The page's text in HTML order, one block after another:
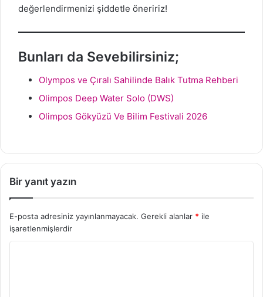
değerlendirmenizi şiddetle öneririz!
Bunları da Sevebilirsiniz;
Olympos ve Çıralı Sahilinde Balık Tutma Rehberi
Olimpos Deep Water Solo (DWS)
Olimpos Gökyüzü Ve Bilim Festivali 2026
Bir yanıt yazın
E-posta adresiniz yayınlanmayacak. Gerekli alanlar * ile
işaretlenmişlerdir